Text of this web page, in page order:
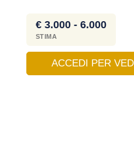
€ 3.000 - 6.000
STIMA
ACCEDI PER